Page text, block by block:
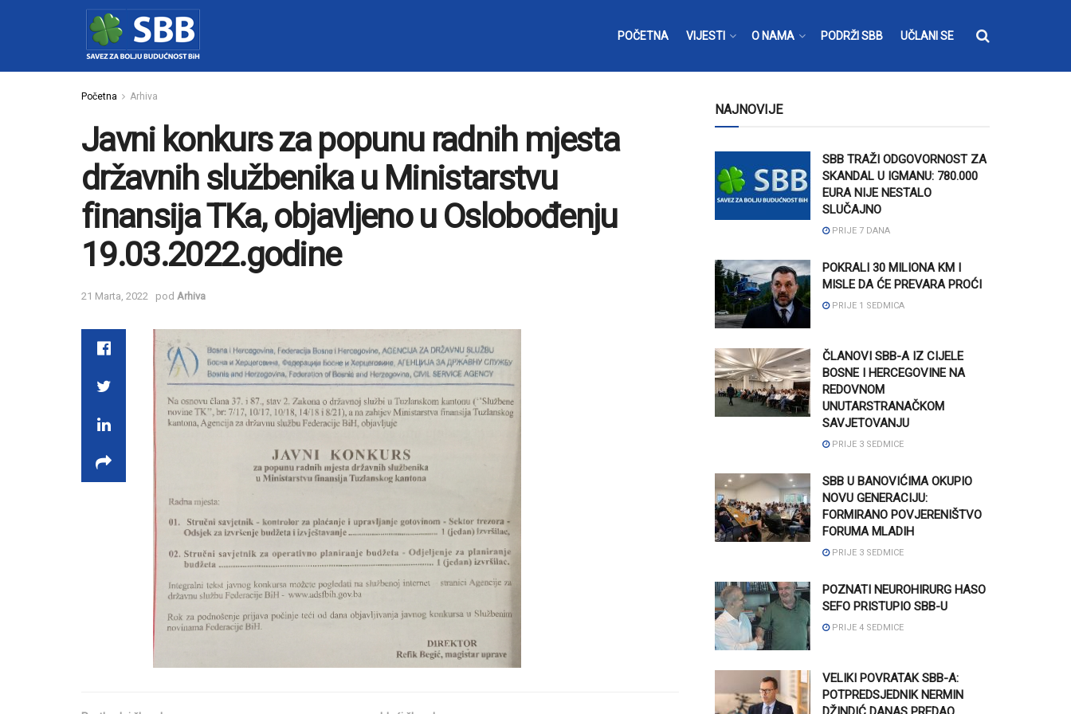
POČETNA VIJESTI O NAMA PODRŽI SBB UČLANI SE
Početna Arhiva
Javni konkurs za popunu radnih mjesta
državnih službenika u Ministarstvu
finansija TKa, objavljeno u Oslobođenju
19.03.2022.godine
21 Marta, 2022 pod Arhiva
NAJNOVIJE
SBB TRAŽI ODGOVORNOST ZA
SKANDAL U IGMANU: 780.000
EURA NIJE NESTALO
SLUČAJNO
PRIJE 7 DANA
POKRALI 30 MILIONA KM I
MISLE DA ĆE PREVARA PROĆI
PRIJE 1 SEDMICA
ČLANOVI SBB-A IZ CIJELE
BOSNE I HERCEGOVINE NA
REDOVNOM
UNUTARSTRANAČKOM
SAVJETOVANJU
PRIJE 3 SEDMICE
SBB U BANOVIĆIMA OKUPIO
NOVU GENERACIJU:
FORMIRANO POVJERENIŠTVO
FORUMA MLADIH
PRIJE 3 SEDMICE
POZNATI NEUROHIRURG HASO
SEFO PRISTUPIO SBB-U
PRIJE 4 SEDMICE
VELIKI POVRATAK SBB-A:
POTPREDSJEDNIK NERMIN